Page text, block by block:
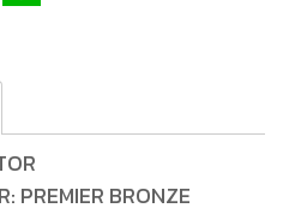
PREMIER BRONZE